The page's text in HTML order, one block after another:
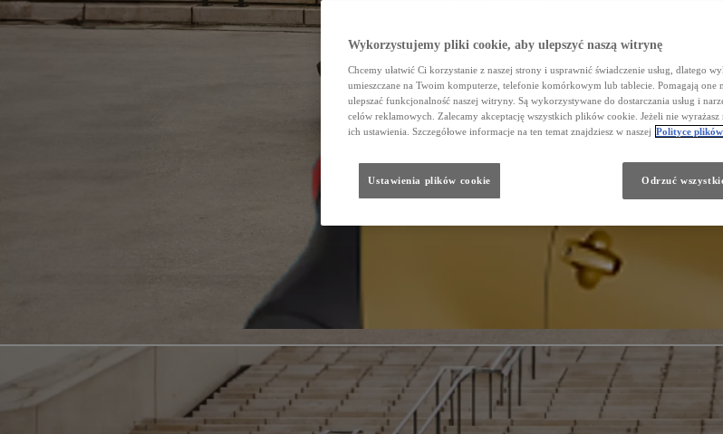
Wykorzystujemy pliki cookie, aby ulepszyć naszą witrynę
Chcemy ułatwić Ci korzystanie z naszej strony i usprawnić świadczenie usług, dlatego
umieszczane na Twoim komputerze, telefonie komórkowym lub tablecie. Pomagają one
ulepszać funkcjonalność naszej witryny. Są wykorzystywane do dostarczania usług i
celów reklamowych. Zalecamy akceptację wszystkich plików cookie. Jeżeli nie wyrażasz
ich ustawienia. Szczegółowe informacje na ten temat znajdziesz w naszej Polityce
Ustawienia plików cookie Odrzuć